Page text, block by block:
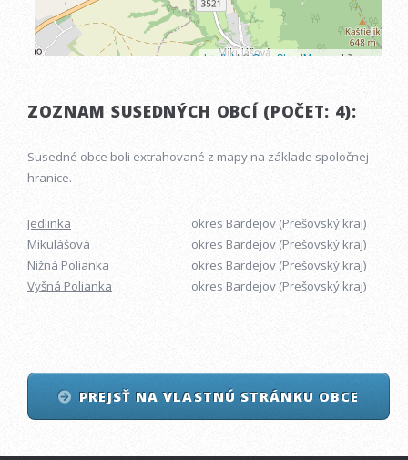
ZOZNAM SUSEDNÝCH OBCÍ (POČET: 4):
Susedné obce boli extrahované z mapy na základe spoločnej
hranice.
Jedlinka
okres Bardejov (Prešovský kraj)
Mikulášová
okres Bardejov (Prešovský kraj)
Nižná Polianka
okres Bardejov (Prešovský kraj)
Vyšná Polianka
okres Bardejov (Prešovský kraj)
PREJSŤ NA VLASTNÚ STRÁNKU OBCE